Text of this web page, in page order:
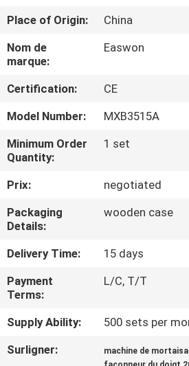
SUJET
DE
NOUS
VISITE
D'USINE
CONTRÔLE
QUALITÉ
CONTACTEZ-
NOUS
NOUVELLES
Place of Origin:
China
Nom de
marque:
Easwon
Certification:
CE
Model Number:
MXB3515A
Minimum Order
Quantity:
1 set
Prix:
negotiated
Packaging
Details:
wooden case
Delivery Time:
15 days
Payment
Terms:
L/C, T/T
Supply Ability:
500 sets per
Surligner:
machine de